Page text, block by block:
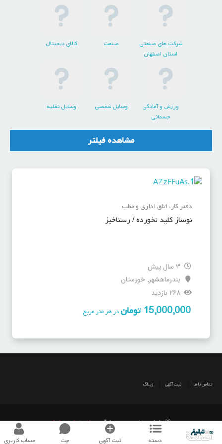
دسته ثبت آگهی چت حساب کاربری
شرکت های صنعتی
استان اصفهان
صنعت کالای دیجیتال
ورزش و آمادگی
جسمانی
وسایل شخصی وسایل نقلیه
مشاهده فیلتر
دفتر کار، اتاق اداری و مطب
نوساز کلید نخورده / رستاخیز
3 سال پیش
بندرماهشهر,خوزستان
268 بازدید
15,000,000 توماندر هر متر مربع
تماس با ما ثبت آگهی وبلاگ
© طراحی شده توسط گروهاصفهان تبلیغ